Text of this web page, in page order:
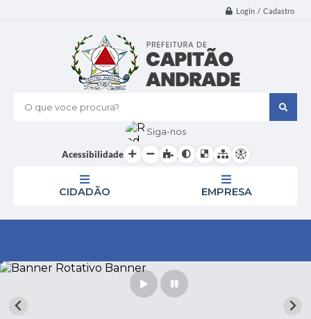
Login / Cadastro
O que voce procura?
Siga-nos
Acessibilidade
CIDADÃO EMPRESA